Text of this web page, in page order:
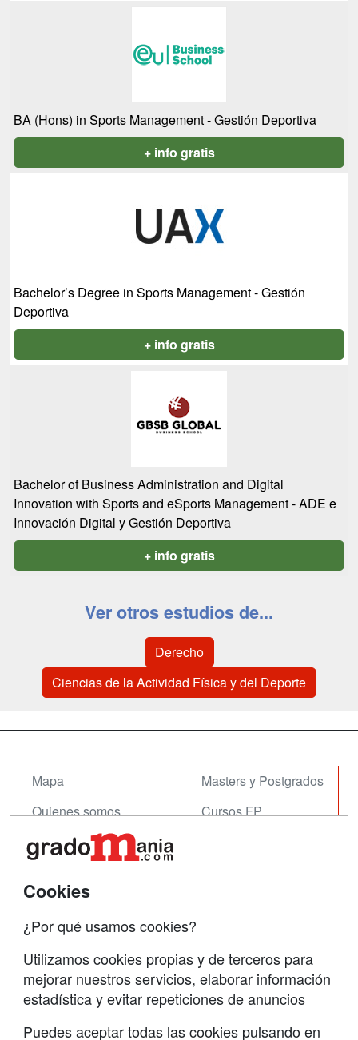
BA (Hons) in Sports Management - Gestión Deportiva
+ info gratis
Bachelor’s Degree in Sports Management - Gestión
Deportiva
+ info gratis
Bachelor of Business Administration and Digital
Innovation with Sports and eSports Management - ADE e
Innovación Digital y Gestión Deportiva
+ info gratis
Ver otros estudios de...
Derecho
Ciencias de la Actividad Física y del Deporte
Mapa
Quienes somos
Tarifas publicidad
Acceso Centros
Masters y Postgrados
Cursos FP
Contactar
Confidencialidad
Aviso legal
Cookies
¿Por qué usamos cookies?
Utilizamos cookies propias y de terceros para
mejorar nuestros servicios, elaborar información
estadística y evitar repeticiones de anuncios
Puedes aceptar todas las cookies pulsando en